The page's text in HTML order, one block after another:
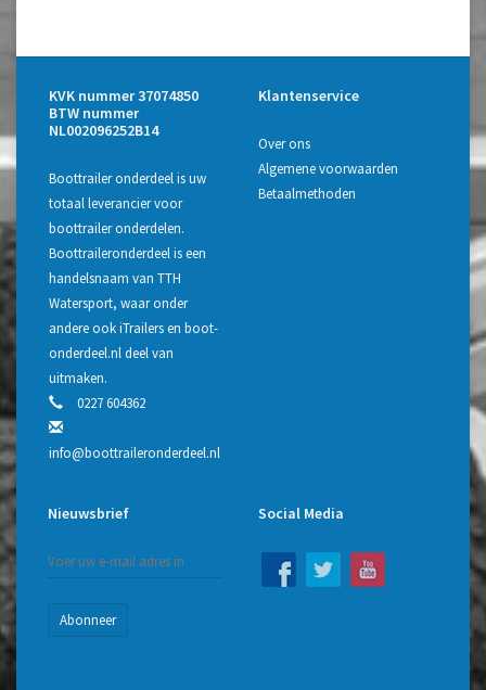
KVK nummer 37074850
BTW nummer
NL002096252B14
Boottrailer onderdeel is uw
totaal leverancier voor
boottrailer onderdelen.
Boottraileronderdeel is een
handelsnaam van TTH
Watersport, waar onder
andere ook iTrailers en boot-
onderdeel.nl deel van
uitmaken.
0227 604362
info@boottraileronderdeel.nl
Klantenservice
Over ons
Algemene voorwaarden
Betaalmethoden
Nieuwsbrief
Abonneer
Social Media